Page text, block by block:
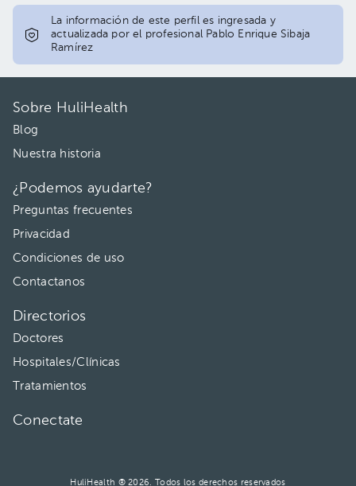
La información de este perfil es ingresada y
actualizada por el profesional Pablo Enrique Sibaja
Ramírez
Sobre HuliHealth
Blog
Nuestra historia
¿Podemos ayudarte?
Preguntas frecuentes
Privacidad
Condiciones de uso
Contactanos
Directorios
Doctores
Hospitales/Clínicas
Tratamientos
Conectate
HuliHealth ® 2026. Todos los derechos reservados